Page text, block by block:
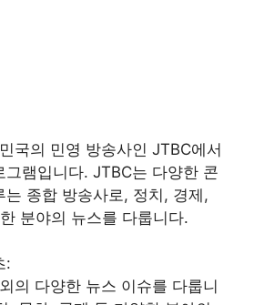
국의 민영 방송사인 JTBC에서
그램입니다. JTBC는 다양한 콘
는 종합 방송사로, 정치, 경제,
분야의 뉴스를 다룹니다.
:
의 다양한 뉴스 이슈를 다룹니